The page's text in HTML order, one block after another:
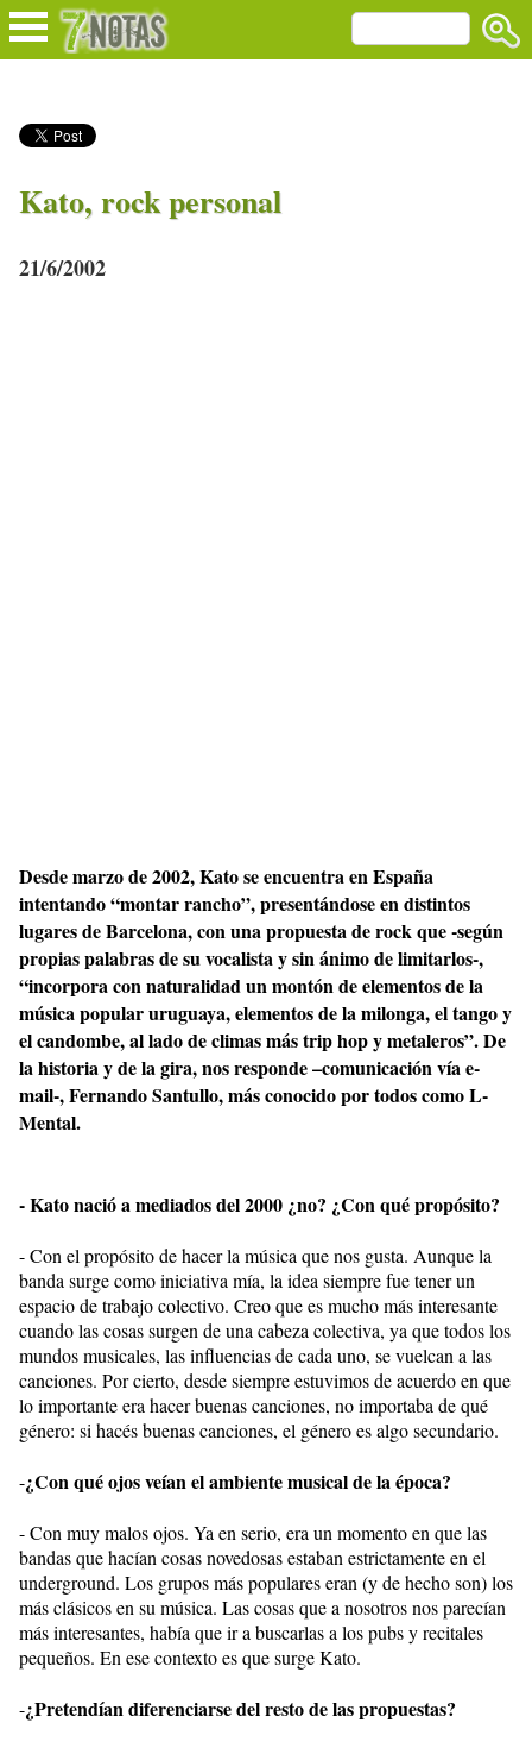
Kato, rock personal
21/6/2002
Desde marzo de 2002, Kato se encuentra en España
intentando “montar rancho”, presentándose en distintos
lugares de Barcelona, con una propuesta de rock que -según
propias palabras de su vocalista y sin ánimo de limitarlos-,
“incorpora con naturalidad un montón de elementos de la
música popular uruguaya, elementos de la milonga, el tango y
el candombe, al lado de climas más trip hop y metaleros”. De
la historia y de la gira, nos responde –comunicación vía e-
mail-, Fernando Santullo, más conocido por todos como L-
Mental.
- Kato nació a mediados del 2000 ¿no? ¿Con qué propósito?
- Con el propósito de hacer la música que nos gusta. Aunque la
banda surge como iniciativa mía, la idea siempre fue tener un
espacio de trabajo colectivo. Creo que es mucho más interesante
cuando las cosas surgen de una cabeza colectiva, ya que todos los
mundos musicales, las influencias de cada uno, se vuelcan a las
canciones. Por cierto, desde siempre estuvimos de acuerdo en que
lo importante era hacer buenas canciones, no importaba de qué
género: si hacés buenas canciones, el género es algo secundario.
-¿Con qué ojos veían el ambiente musical de la época?
- Con muy malos ojos. Ya en serio, era un momento en que las
bandas que hacían cosas novedosas estaban estrictamente en el
underground. Los grupos más populares eran (y de hecho son) los
más clásicos en su música. Las cosas que a nosotros nos parecían
más interesantes, había que ir a buscarlas a los pubs y recitales
pequeños. En ese contexto es que surge Kato.
-¿Pretendían diferenciarse del resto de las propuestas?